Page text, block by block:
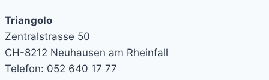
Triangolo
Zentralstrasse 50
CH-8212 Neuhausen am Rheinfall
Telefon: 052 640 17 77